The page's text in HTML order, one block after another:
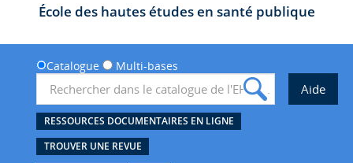
École des hautes études en santé publique
Catalogue Multi-bases
RESSOURCES DOCUMENTAIRES EN LIGNE
TROUVER UNE REVUE